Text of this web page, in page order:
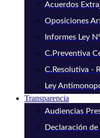
Acuerdos
Oposiciones
Informes Ley
C.Preventiva
C.Resolutiva -
Ley
Transparencia
Audiencias
Declaración